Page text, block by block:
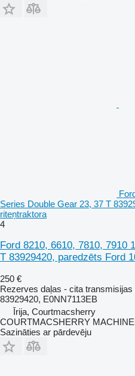
Series Double Gear 23, 37 T
riteņtraktora
4
Ford 8210, 6610, 7810, 7910
T 83929420, paredzēts Ford
250 €
Rezerves daļas - cita
83929420, E0NN7113EB
Īrija, Courtmacsherry
COURTMACSHERRY
Sazināties ar pārdevēju